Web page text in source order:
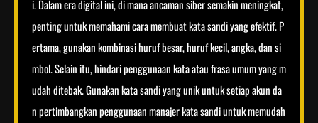
i. Dalam era digital ini, di mana ancaman siber semakin meningkat,
penting untuk memahami cara membuat kata sandi yang efektif. P
ertama, gunakan kombinasi huruf besar, huruf kecil, angka, dan si
mbol. Selain itu, hindari penggunaan kata atau frasa umum yang m
udah ditebak. Gunakan kata sandi yang unik untuk setiap akun da
n pertimbangkan penggunaan manajer kata sandi untuk memudah